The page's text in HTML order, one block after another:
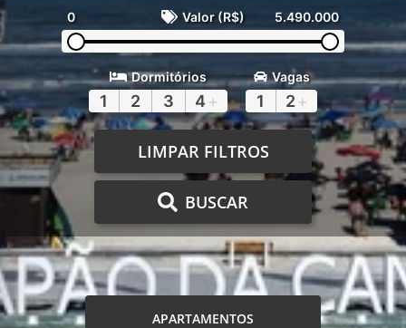
0 Valor (R$) 5.490.000
Dormitórios
1 2 3 4 +
Vagas
1 2 +
LIMPAR FILTROS
BUSCAR
APARTAMENTOS